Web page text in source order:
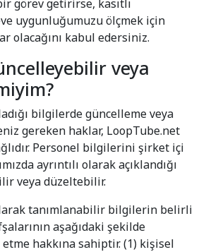
görev getirirse, kasıtlı
uygunluğumuzu ölçmek için
olacağını kabul edersiniz.
veya
bilgilerde güncelleme veya
gereken haklar, LoopTube.net
Personel bilgilerini şirket içi
ayrıntılı olarak açıklandığı
veya düzeltebilir.
tanımlanabilir bilgilerin belirli
aşağıdaki şekilde
etme hakkına sahiptir. (1) kişisel